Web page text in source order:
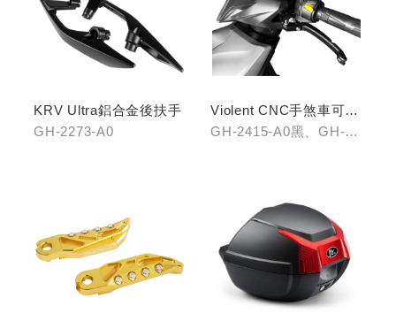
KRV Ultra鋁合金後扶手
GH-2273-A0
Violent CNC手煞車可調
拉桿(黑/銀/鈦)
GH-2415-A0黑、GH-